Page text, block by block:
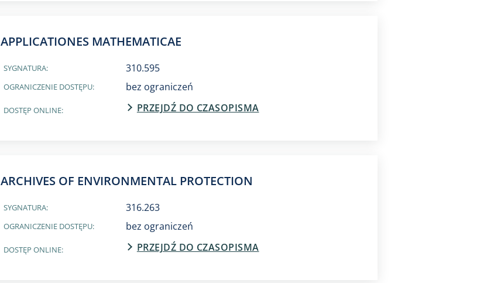
APPLICATIONES MATHEMATICAE
SYGNATURA: 310.595
OGRANICZENIE DOSTĘPU: bez ograniczeń
DOSTĘP ONLINE: PRZEJDŹ DO CZASOPISMA
ARCHIVES OF ENVIRONMENTAL PROTECTION
SYGNATURA: 316.263
OGRANICZENIE DOSTĘPU: bez ograniczeń
DOSTĘP ONLINE: PRZEJDŹ DO CZASOPISMA